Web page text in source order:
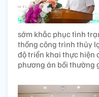
sớm khắc phục tình
thống công trình thủy
độ triển khai thực hiện
phương án bồi thường